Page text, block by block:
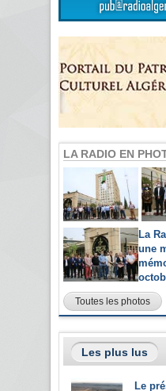
LA RADIO EN
La
une
Toutes les photos
Les plus lus
Le